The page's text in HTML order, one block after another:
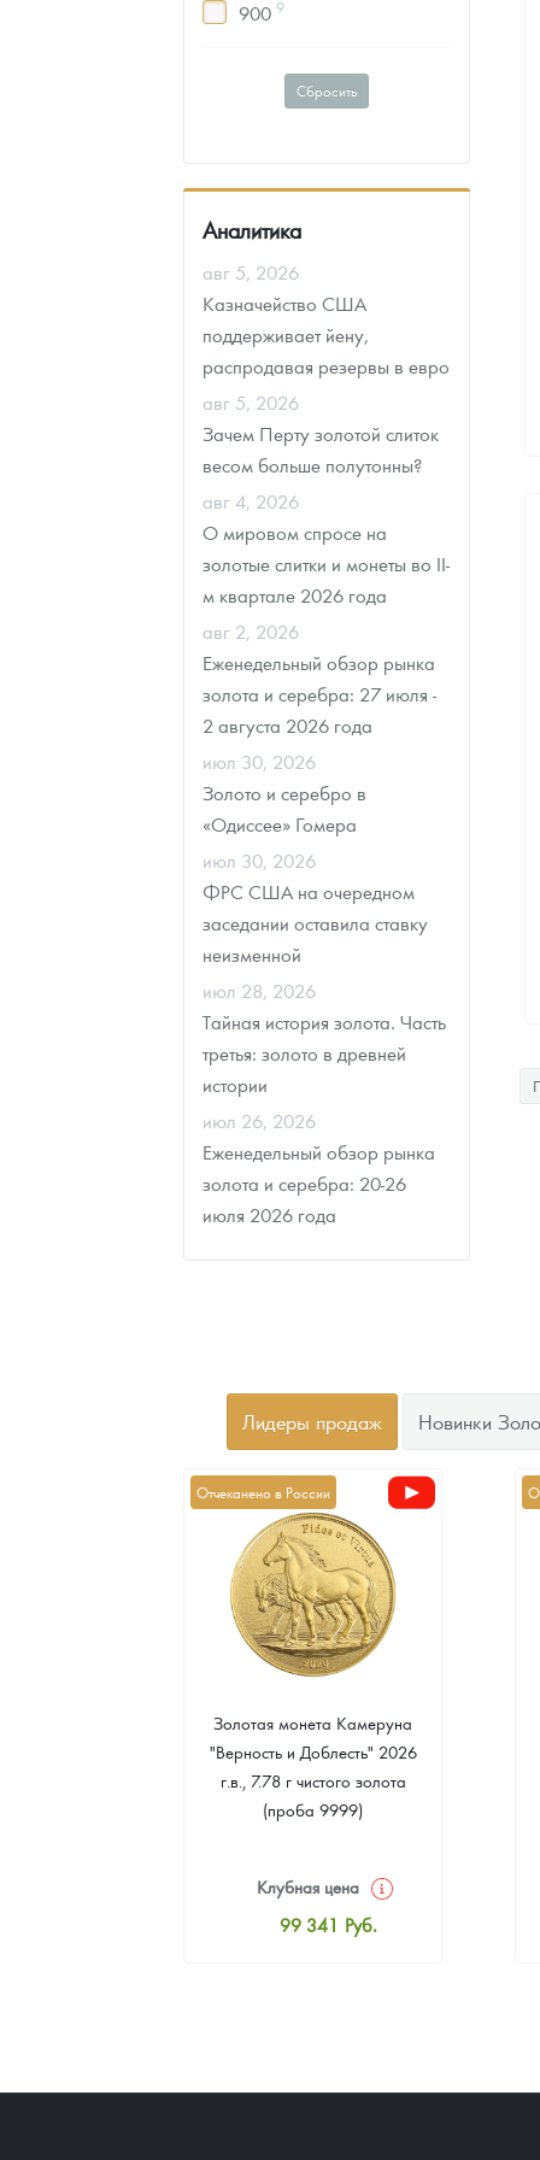
2011
2006 3
2004 7
2003 8
3
2000
1999
1996 4
1995 4
1994 5
1
1.555
466.5 1
900 9
Сбросить
Аналитика
авг 5, 2026
Казначейство США
поддерживает йену,
распродавая резервы в евро
авг 5, 2026
Зачем Перту золотой слиток
весом больше полутонны?
авг 4, 2026
О мировом спросе на
золотые слитки и монеты во II-
м квартале 2026 года
авг 2, 2026
Еженедельный обзор рынка
золота и серебра: 27 июля -
2 августа 2026 года
июл 30, 2026
Золото и серебро в
«Одиссее» Гомера
июл 30, 2026
ФРС США на очередном
заседании оставила ставку
неизменной
июл 28, 2026
Тайная история золота. Часть
третья: золото в древней
истории
июл 26, 2026
Еженедельный обзор рынка
золота и серебра: 20-26
июля 2026 года
Лидеры продаж Новинки
Отчеканено в России
Золотая монета Камеруна
"Верность и Доблесть" 2026
г.в., 7.78 г чистого золота
(проба 9999)
Клубная цена
99 341 Руб.